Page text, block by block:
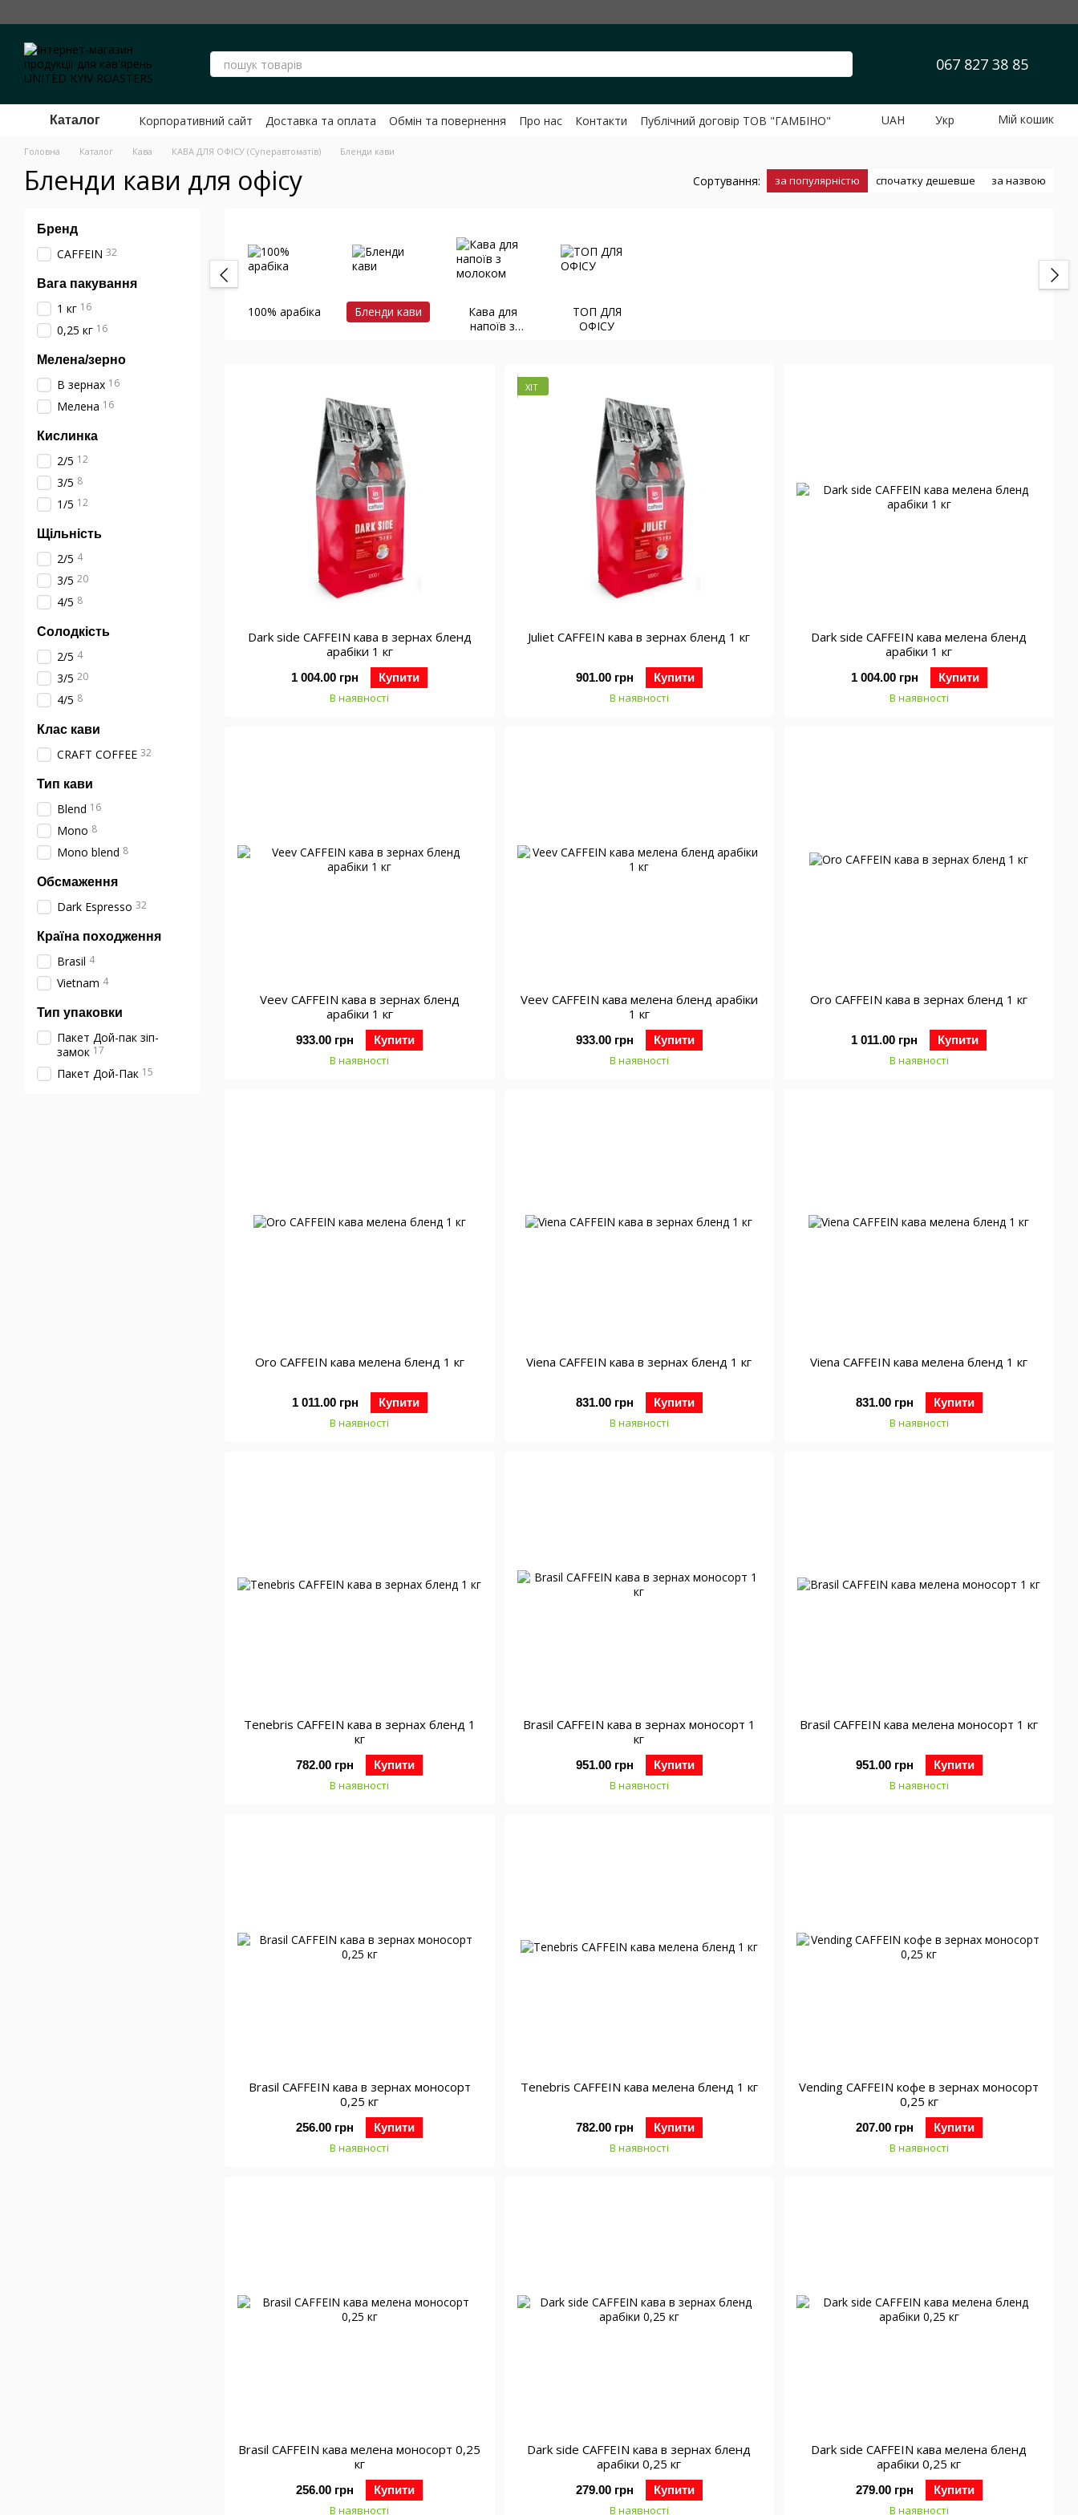
067 827 38 85
Каталог Корпоративний сайт Доставка та оплата Обмін та повернення Про нас Контакти
Публічний договір ТОВ "ГАМБІНО"
UAH Укр Мій кошик
Головна Каталог Кава КАВА ДЛЯ ОФІСУ (Суперавтоматів) Бленди кави
Бленди кави для офісу Сортування: за популярністю спочатку дешевше за назвою
100% арабіка Бленди кави
Кава для
напоїв з
ТОП ДЛЯ
ОФІСУ
Dark side CAFFEIN кава в зернах бленд
арабіки 1 кг
1 004.00 грн Купити
В наявності
ХІТ
Juliet CAFFEIN кава в зернах бленд 1 кг
901.00 грн Купити
В наявності
Dark side CAFFEIN кава мелена бленд
арабіки 1 кг
1 004.00 грн Купити
В наявності
Veev CAFFEIN кава в зернах бленд
арабіки 1 кг
933.00 грн Купити
В наявності
Veev CAFFEIN кава мелена бленд арабіки
1 кг
933.00 грн Купити
В наявності
Oro CAFFEIN кава в зернах бленд 1 кг
1 011.00 грн Купити
В наявності
Oro CAFFEIN кава мелена бленд 1 кг
1 011.00 грн Купити
В наявності
Viena CAFFEIN кава в зернах бленд 1 кг
831.00 грн Купити
В наявності
Viena CAFFEIN кава мелена бленд 1 кг
831.00 грн Купити
В наявності
Тenebris CAFFEIN кава в зернах бленд 1
кг
782.00 грн Купити
В наявності
Brasil CAFFEIN кава в зернах моносорт 1
кг
951.00 грн Купити
В наявності
Brasil CAFFEIN кава мелена моносорт 1 кг
951.00 грн Купити
В наявності
Brasil CAFFEIN кава в зернах моносорт
0,25 кг
256.00 грн Купити
В наявності
Тenebris CAFFEIN кава мелена бленд 1 кг
782.00 грн Купити
В наявності
Vending CAFFEIN кофе в зернах моносорт
0,25 кг
207.00 грн Купити
В наявності
Brasil CAFFEIN кава мелена моносорт 0,25
кг
256.00 грн Купити
В наявності
Dark side CAFFEIN кава в зернах бленд
арабіки 0,25 кг
279.00 грн Купити
В наявності
Dark side CAFFEIN кава мелена бленд
арабіки 0,25 кг
279.00 грн Купити
В наявності
Бренд
CAFFEIN 32
Вага пакування
1 кг 16
0,25 кг 16
Мелена/зерно
В зернах 16
Мелена 16
Кислинка
2/5 12
3/5 8
1/5 12
Щільність
2/5 4
3/5 20
4/5 8
Солодкість
2/5 4
3/5 20
4/5 8
Клас кави
CRAFT COFFEE 32
Тип кави
Blend 16
Mono 8
Mono blend 8
Обсмаження
Dark Espresso 32
Країна походження
Brasil 4
Vietnam 4
Тип упаковки
Пакет Дой-пак зіп-
замок 17
Пакет Дой-Пак 15